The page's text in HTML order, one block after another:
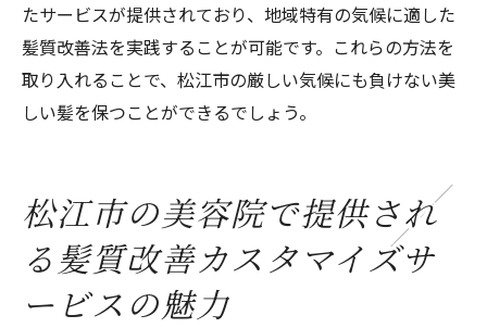
たサービスが提供されており、地域特有の気候に適した
髪質改善法を実践することが可能です。これらの方法を
取り入れることで、松江市の厳しい気候にも負けない美
しい髪を保つことができるでしょう。
松江市の美容院で提供され
る髪質改善カスタマイズサ
ービスの魅力